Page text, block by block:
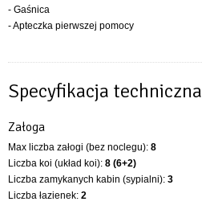
- Gaśnica
- Apteczka pierwszej pomocy
Specyfikacja techniczna
Załoga
Max liczba załogi (bez noclegu): 8
Liczba koi (układ koi): 8 (6+2)
Liczba zamykanych kabin (sypialni): 3
Liczba łazienek: 2